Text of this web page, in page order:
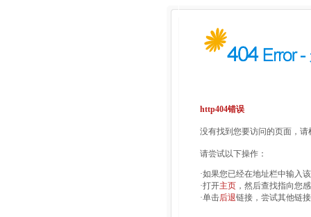
http404错误
没有找到您要访问的页面，
请尝试以下操作：
·如果您已经在地址栏中输入
·打开主页 ，然后查找指向您
·单击后退链接，尝试其他链